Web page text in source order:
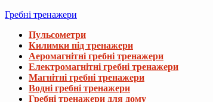
Гребні тренажери
Пульсометри
Килимки під тренажери
Аеромагнітні гребні тренажери
Електромагнітні гребні тренажери
Магнітні гребні тренажери
Водні гребні тренажери
Гребні тренажери для дому